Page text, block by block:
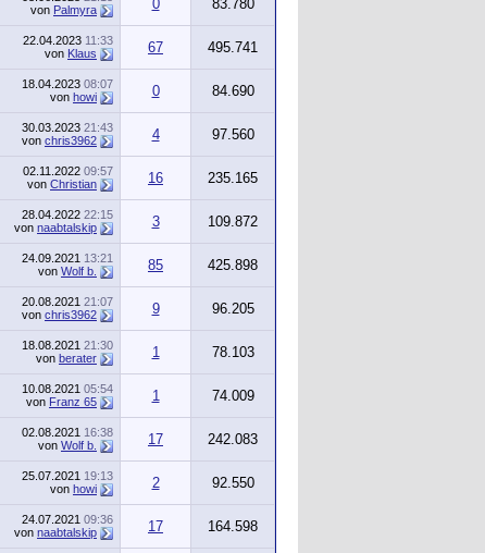
von Palmyra 0 83.780
22.04.2023 11:33
von Klaus 67 495.741
18.04.2023 08:07
von howi 0 84.690
30.03.2023 21:43
von chris3962 4 97.560
02.11.2022 09:57
von Christian 16 235.165
28.04.2022 22:15
von naabtalskip 3 109.872
24.09.2021 13:21
von Wolf b. 85 425.898
20.08.2021 21:07
von chris3962 9 96.205
18.08.2021 21:30
von berater 1 78.103
10.08.2021 05:54
von Franz 65 1 74.009
02.08.2021 16:38
von Wolf b. 17 242.083
25.07.2021 19:13
von howi 2 92.550
24.07.2021 09:36
von naabtalskip 17 164.598